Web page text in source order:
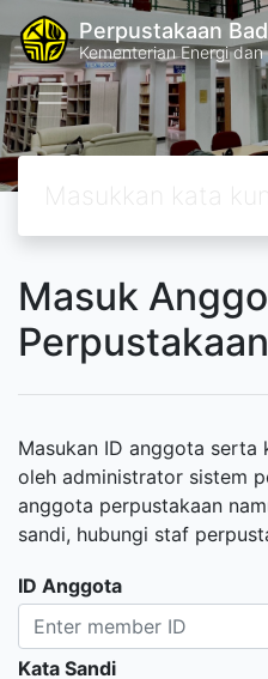
Perpustakaan
Kementerian Energi
Masuk
Perpustakaan
Masukan ID anggota
oleh administrator sistem
anggota perpustakaan
sandi, hubungi staf
ID Anggota
Kata Sandi